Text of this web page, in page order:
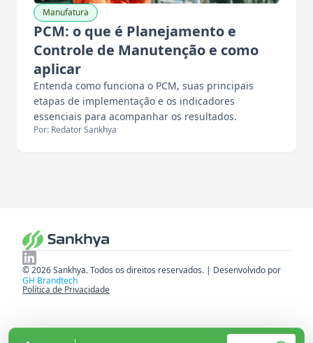
Manufatura
PCM: o que é Planejamento e
Controle de Manutenção e como
aplicar
Entenda como funciona o PCM, suas principais
etapas de implementação e os indicadores
essenciais para acompanhar os resultados.
Por: Redator Sankhya
© 2026 Sankhya. Todos os direitos reservados. | Desenvolvido por
GH Brandtech
Política de Privacidade